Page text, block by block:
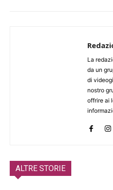
La
da un
di
nostro
offrire ai
ALTRE STORIE